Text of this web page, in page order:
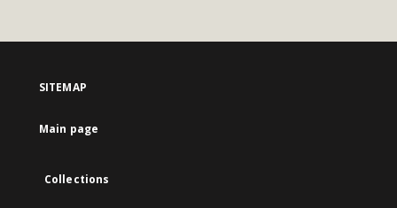
SITEMAP
Main page
Collections